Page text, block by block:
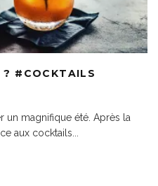
? #COCKTAILS
un magnifique été. Après la
aux cocktails